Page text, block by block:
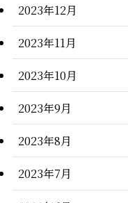
2023年12月
2023年11月
2023年10月
2023年9月
2023年8月
2023年7月